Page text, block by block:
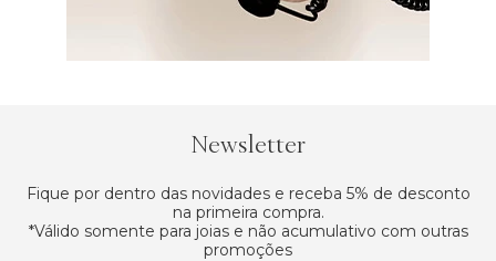
Newsletter
Fique por dentro das novidades e receba 5% de desconto
na primeira compra.
*Válido somente para joias e não acumulativo com outras
promoções